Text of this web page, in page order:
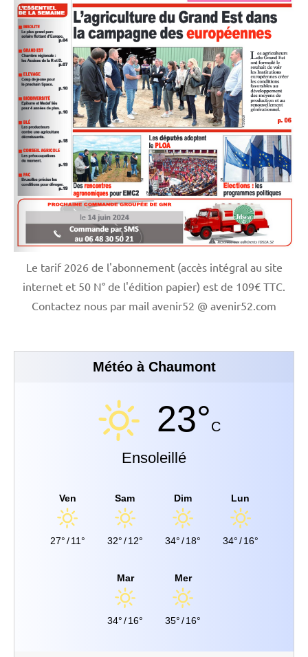
Le tarif 2026 de l'abonnement (accès intégral au site
internet et 50 N° de l'édition papier) est de 109€ TTC.
Contactez nous par mail avenir52 @ avenir52.com
Météo à Chaumont
23°C
Ensoleillé
Ven
27°/ 11°
Sam
32°/ 12°
Dim
34°/ 18°
Lun
34°/ 16°
Mar
34°/16°
Mer
35°/16°